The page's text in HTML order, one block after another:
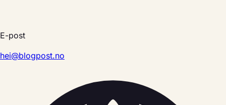
E-post
hei@blogpost.no